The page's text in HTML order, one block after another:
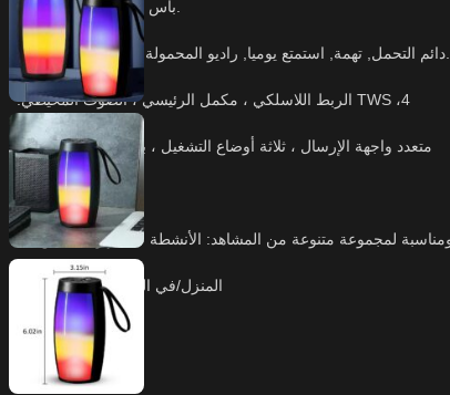
.الربط اللاسلكي ، مكمل الرئيسي ، الصوت المحيطي TWS ،4
5. متعدد واجهة الإرسال ، ثلاثة أوضاع التشغيل ، بلوتوث/تف بطاقة
يو القرص.
المنزل/في الهواء الطلق لأداء جو
نشط
المواصفات: